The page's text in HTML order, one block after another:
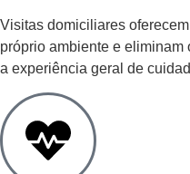
Visitas domiciliares
próprio ambiente e eliminam
a experiência geral de